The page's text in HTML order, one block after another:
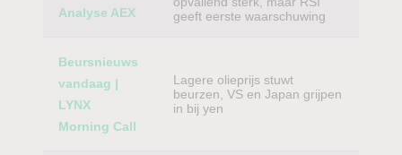
Analyse AEX
geeft eerste waarschuwing
Beursnieuws
vandaag |
LYNX
Morning Call
Lagere olieprijs stuwt
beurzen, VS en Japan grijpen
in bij yen